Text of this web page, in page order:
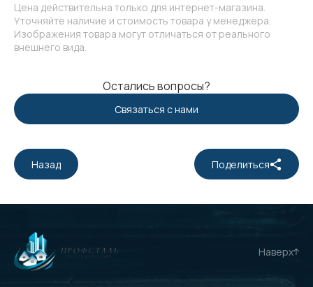
Цена действительна только для интернет-магазина.
Уточняйте наличие и стоимость товара у менеджера.
Изображения товара могут отличаться от реального
внешнего вида.
Остались вопросы?
Связаться с нами
Назад Поделиться
Наверх